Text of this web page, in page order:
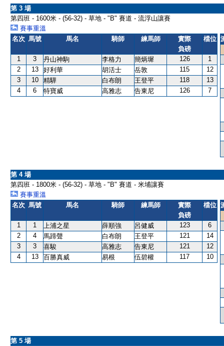
第 3 場
第四班 - 1600米 - (56-32) - 草地 - "B" 賽道 - 流浮山讓賽
賽事重溫
名次 馬號 馬名 騎師 練馬師
實際
負磅
檔位
1 3 丹山神駒 李格力 簡炳墀 126
1
2
13 好利華 胡活士 岳敦 115
12
3
10 精驊 白布朗 王登平 118
13
4
6 特寶威 高雅志 告東尼 126 7
第 4 場
第四班 - 1800米 - (56-32) - 草地 - "B" 賽道 - 米埔讓賽
賽事重溫
名次 馬號 馬名 騎師 練馬師
實際
負磅
檔位
1 1 上浦之星 薛順強 呂健威 123
6
2
4 馬蹄聲 白布朗 王登平 121
14
3
3 喜駿 高雅志 告東尼 121
12
4
13 百勝真威 易根 伍碧權 117 10
第 5 場